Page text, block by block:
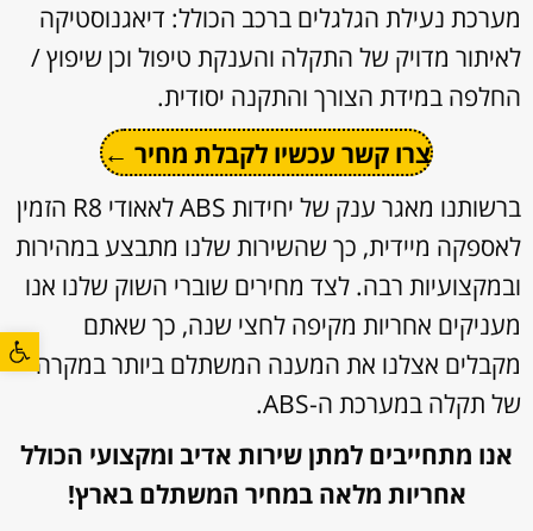
פתח
מערכת נעילת הגלגלים ברכב הכולל: דיאגנוסטיקה
לאיתור מדויק של התקלה והענקת טיפול וכן שיפוץ /
החלפה במידת הצורך והתקנה יסודית.
צרו קשר עכשיו לקבלת מחיר ←
ברשותנו מאגר ענק של יחידות ABS לאאודי R8 הזמין
לאספקה מיידית, כך שהשירות שלנו מתבצע במהירות
ובמקצועיות רבה. לצד מחירים שוברי השוק שלנו אנו
מעניקים אחריות מקיפה לחצי שנה, כך שאתם
מקבלים אצלנו את המענה המשתלם ביותר במקרה
של תקלה במערכת ה-ABS.
אנו מתחייבים למתן שירות אדיב ומקצועי הכולל
אחריות מלאה במחיר המשתלם בארץ!